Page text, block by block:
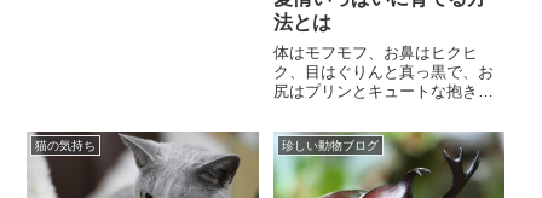
法とは
体はモフモフ、お鼻はヒクヒ
ク、目はぐりんと真っ黒で、お
尻はプリンとキュートな抱き心
ビット！うさぎです！！草食動
物で温厚で大きな声で鳴...
猫の気持ち 珍しい動物ブログ